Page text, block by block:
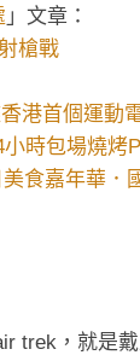
」文章：
槍戰
港首個運動
時包場燒烤
食嘉年華．
trek，就是